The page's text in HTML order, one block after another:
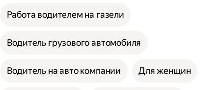
Работа водителем на газели
Водитель грузового автомобиля
Водитель на авто компании Для женщин